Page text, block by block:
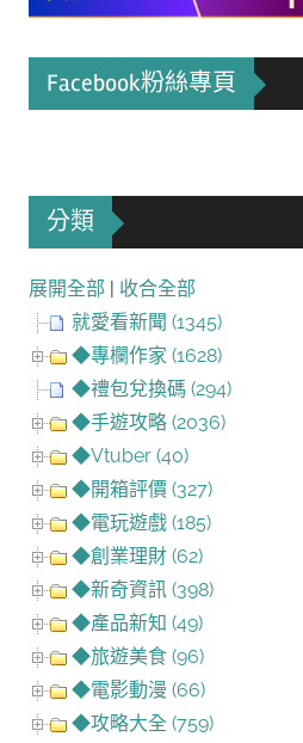
Facebook粉絲專頁
分類
展開全部 | 收合全部
就愛看新聞 (1345)
◆專欄作家 (1628)
◆禮包兌換碼 (294)
◆手遊攻略 (2036)
◆Vtuber (40)
◆開箱評價 (327)
◆電玩遊戲 (185)
◆創業理財 (62)
◆新奇資訊 (398)
◆產品新知 (49)
◆旅遊美食 (96)
◆電影動漫 (66)
◆攻略大全 (759)